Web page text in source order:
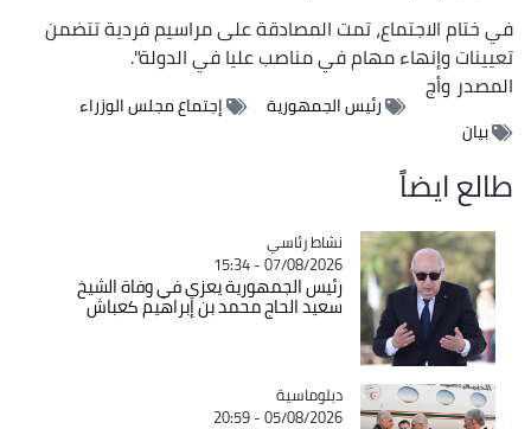
في ختام الاجتماع، تمت المصادقة على مراسيم فردية تتضمن
تعيينات وإنهاء مهام في مناصب عليا في الدولة".
المصدروأج
رئيس الجمهورية
إجتماع مجلس الوزراء
بيان
طالع ايضاً
Catégorie
نشاط رئاسي
07/08/2026 - 15:34
رئيس الجمهورية يعزي في وفاة الشيخ
سعيد الحاج محمد بن إبراهيم كعباش
Catégorie
دبلوماسية
05/08/2026 - 20:59